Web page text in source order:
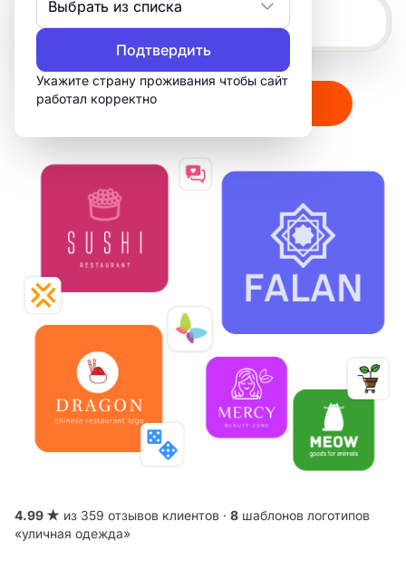
Выбрать из списка
Подтвердить
Укажите страну проживания чтобы сайт
работал корректноСоздать мой логотип
4.99 ★ из 359 отзывов клиентов · 8 шаблонов логотипов
«уличная одежда»